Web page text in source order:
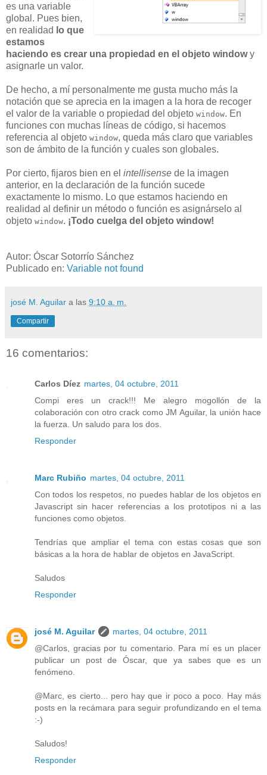
es una variable
global. Pues bien,
en realidad lo que
estamos
haciendo es crear una propiedad en el objeto windowy
asignarle un valor.
De hecho, a mí personalmente me gusta mucho más la
notación que se aprecia en la imagen a la hora de recoger
el valor de la variable o propiedad del objeto window. En
funciones con muchas líneas de código, si hacemos
referencia al objeto window, queda más claro que variables
son de ámbito de la función y cuales son globales.
Por cierto, fijaros bien en el intellisense de la imagen
anterior, en la declaración de la función sucede
exactamente lo mismo. Lo que estamos haciendo en
realidad al definir un método o función es asignárselo al
objeto window. ¡Todo cuelga del objeto window!
Autor: Óscar Sotorrío Sánchez
Publicado en: Variable not found
josé M. Aguilar a las 9:10 a. m.
Compartir
16 comentarios:
Carlos Díez martes, 04 octubre, 2011
Compi eres un crack!!! Me alegro mogollón de la
colaboración con otro crack como JM Aguilar, la unión hace
la fuerza. Un saludo para los dos.
Responder
Marc Rubiño martes, 04 octubre, 2011
Con todos los respetos, no puedes hablar de los objetos en
Javascript sin hacer referencias a los prototipos ni a las
funciones como objetos.
Tendrías que ampliar el tema con estas cosas que son
básicas a la hora de hablar de objetos en JavaScript.
Saludos
Responder
josé M. Aguilar
martes, 04 octubre, 2011
@Carlos, gracias por tu comentario. Para mí es un placer
publicar un post de Óscar, que ya sabes que es un
fenómeno.
@Marc, es cierto... pero hay que ir poco a poco. Hay más
posts en la recámara para seguir profundizando en el tema
:-)
Saludos!
Responder